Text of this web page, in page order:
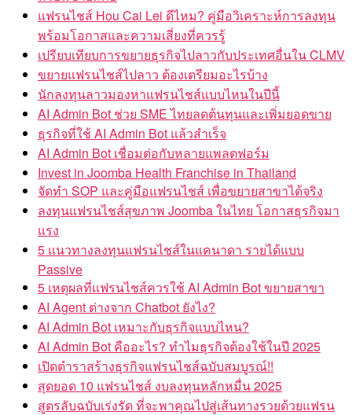
แฟรนไชส์ Hou Cai Lei ดีไหม? คู่มือวิเคราะห์การลงทุน
พร้อมโอกาสและความเสี่ยงที่ควรรู้
เปรียบเทียบการขยายธุรกิจไปลาวกับประเทศอื่นใน CLMV
ขยายแฟรนไชส์ไปลาว ต้องเตรียมอะไรบ้าง
นักลงทุนลาวมองหาแฟรนไชส์แบบไหนในปีนี้
AI Admin Bot ช่วย SME ไทยลดต้นทุนและเพิ่มยอดขาย
ธุรกิจที่ใช้ AI Admin Bot แล้วสำเร็จ
AI Admin Bot เชื่อมต่อกับหลายแพลตฟอร์ม
Invest in Joomba Health Franchise in Thailand
จัดทำ SOP และคู่มือแฟรนไชส์ เพื่อขยายสาขาได้จริง
ลงทุนแฟรนไชส์สุขภาพ Joomba ในไทย โอกาสธุรกิจมา
แรง
5 แนวทางลงทุนแฟรนไชส์ในแคนาดา รายได้แบบ
Passive
5 เหตุผลที่แฟรนไชส์ควรใช้ AI Admin Bot ขยายสาขา
AI Agent ต่างจาก Chatbot ยังไง?
AI Admin Bot เหมาะกับธุรกิจแบบไหน?
AI Admin Bot คืออะไร? ทำไมธุรกิจต้องใช้ในปี 2025
เปิดตำราสร้างธุรกิจแฟรนไชส์ฉบับสมบูรณ์!!
สุดยอด 10 แฟรนไชส์ งบลงทุนหลักหมื่น 2025
สูตรลับฉบับเร่งรัด ที่จะพาคุณไปสู่เส้นทางรวยด้วยแฟรน